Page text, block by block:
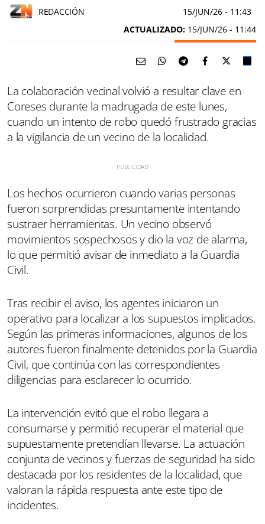
REDACCIÓN 15/JUN/26 - 11:43
ACTUALIZADO: 15/JUN/26 - 11:44
La colaboración vecinal volvió a resultar clave en
Coreses durante la madrugada de este lunes,
cuando un intento de robo quedó frustrado gracias
a la vigilancia de un vecino de la localidad.
Los hechos ocurrieron cuando varias personas
fueron sorprendidas presuntamente intentando
sustraer herramientas. Un vecino observó
movimientos sospechosos y dio la voz de alarma,
lo que permitió avisar de inmediato a la Guardia
Civil.
Tras recibir el aviso, los agentes iniciaron un
operativo para localizar a los supuestos implicados.
Según las primeras informaciones, algunos de los
autores fueron finalmente detenidos por la Guardia
Civil, que continúa con las correspondientes
diligencias para esclarecer lo ocurrido.
La intervención evitó que el robo llegara a
consumarse y permitió recuperar el material que
supuestamente pretendían llevarse. La actuación
conjunta de vecinos y fuerzas de seguridad ha sido
destacada por los residentes de la localidad, que
valoran la rápida respuesta ante este tipo de
incidentes.